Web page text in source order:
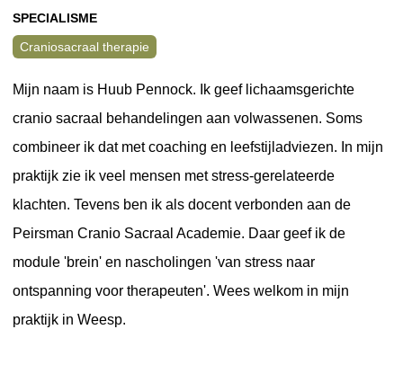
SPECIALISME
Craniosacraal therapie
Mijn naam is Huub Pennock. Ik geef lichaamsgerichte
cranio sacraal behandelingen aan volwassenen. Soms
combineer ik dat met coaching en leefstijladviezen. In mijn
praktijk zie ik veel mensen met stress-gerelateerde
klachten. Tevens ben ik als docent verbonden aan de
Peirsman Cranio Sacraal Academie. Daar geef ik de
module 'brein' en nascholingen 'van stress naar
ontspanning voor therapeuten'. Wees welkom in mijn
praktijk in Weesp.